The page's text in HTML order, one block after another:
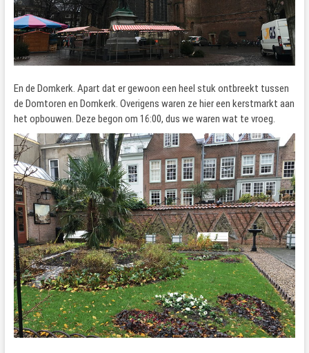
En de Domkerk. Apart dat er gewoon een heel stuk ontbreekt tussen
de Domtoren en Domkerk. Overigens waren ze hier een kerstmarkt aan
het opbouwen. Deze begon om 16:00, dus we waren wat te vroeg.